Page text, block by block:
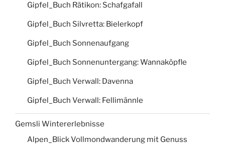
Gipfel_Buch Rätikon: Schafgafall
Gipfel_Buch Silvretta: Bielerkopf
Gipfel_Buch Sonnenaufgang
Gipfel_Buch Sonnenuntergang: Wannaköpfle
Gipfel_Buch Verwall: Davenna
Gipfel_Buch Verwall: Fellimännle
Gemsli Wintererlebnisse
Alpen_Blick Vollmondwanderung mit Genuss